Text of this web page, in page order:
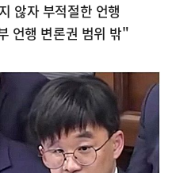
않자 부적절한 언행
언행 변론권 범위 밖"